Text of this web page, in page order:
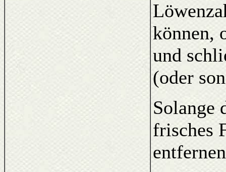
können,
und
(oder
Solange
frisches